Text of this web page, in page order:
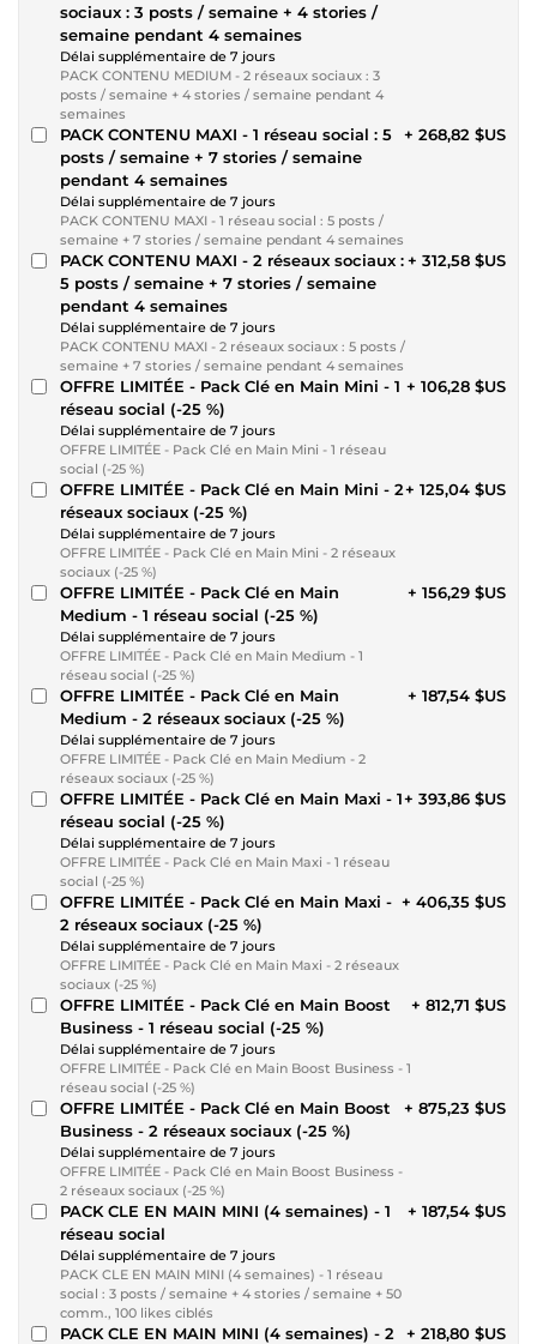
sociaux : 3 posts / semaine + 4 stories /
semaine pendant 4 semaines
Délai supplémentaire de 7 jours
PACK CONTENU MEDIUM - 2 réseaux sociaux : 3
posts / semaine + 4 stories / semaine pendant 4
semaines
PACK CONTENU MAXI - 1 réseau social : 5
posts / semaine + 7 stories / semaine
pendant 4 semaines
Délai supplémentaire de 7 jours
PACK CONTENU MAXI - 1 réseau social : 5 posts /
semaine + 7 stories / semaine pendant 4 semaines
+ 268,82 $US
PACK CONTENU MAXI - 2 réseaux sociaux :
5 posts / semaine + 7 stories / semaine
pendant 4 semaines
Délai supplémentaire de 7 jours
PACK CONTENU MAXI - 2 réseaux sociaux : 5 posts /
semaine + 7 stories / semaine pendant 4 semaines
+ 312,58 $US
OFFRE LIMITÉE - Pack Clé en Main Mini - 1
réseau social (-25 %)
Délai supplémentaire de 7 jours
OFFRE LIMITÉE - Pack Clé en Main Mini - 1 réseau
social (-25 %)
+ 106,28 $US
OFFRE LIMITÉE - Pack Clé en Main Mini - 2
réseaux sociaux (-25 %)
Délai supplémentaire de 7 jours
OFFRE LIMITÉE - Pack Clé en Main Mini - 2 réseaux
sociaux (-25 %)
+ 125,04 $US
OFFRE LIMITÉE - Pack Clé en Main
Medium - 1 réseau social (-25 %)
Délai supplémentaire de 7 jours
OFFRE LIMITÉE - Pack Clé en Main Medium - 1
réseau social (-25 %)
+ 156,29 $US
OFFRE LIMITÉE - Pack Clé en Main
Medium - 2 réseaux sociaux (-25 %)
Délai supplémentaire de 7 jours
OFFRE LIMITÉE - Pack Clé en Main Medium - 2
réseaux sociaux (-25 %)
+ 187,54 $US
OFFRE LIMITÉE - Pack Clé en Main Maxi - 1
réseau social (-25 %)
Délai supplémentaire de 7 jours
OFFRE LIMITÉE - Pack Clé en Main Maxi - 1 réseau
social (-25 %)
+ 393,86 $US
OFFRE LIMITÉE - Pack Clé en Main Maxi -
2 réseaux sociaux (-25 %)
Délai supplémentaire de 7 jours
OFFRE LIMITÉE - Pack Clé en Main Maxi - 2 réseaux
sociaux (-25 %)
+ 406,35 $US
OFFRE LIMITÉE - Pack Clé en Main Boost
Business - 1 réseau social (-25 %)
Délai supplémentaire de 7 jours
OFFRE LIMITÉE - Pack Clé en Main Boost Business - 1
réseau social (-25 %)
+ 812,71 $US
OFFRE LIMITÉE - Pack Clé en Main Boost
Business - 2 réseaux sociaux (-25 %)
Délai supplémentaire de 7 jours
OFFRE LIMITÉE - Pack Clé en Main Boost Business -
2 réseaux sociaux (-25 %)
+ 875,23 $US
PACK CLE EN MAIN MINI (4 semaines) - 1
réseau social
Délai supplémentaire de 7 jours
PACK CLE EN MAIN MINI (4 semaines) - 1 réseau
social : 3 posts / semaine + 4 stories / semaine + 50
comm., 100 likes ciblés
+ 187,54 $US
PACK CLE EN MAIN MINI (4 semaines) - 2
+ 218,80 $US